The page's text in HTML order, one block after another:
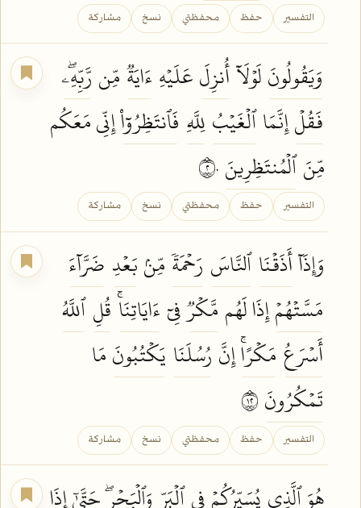
التفسير حفظ محفظتي نسخ مشاركة
وَيَقُولُونَلَوۡلَآأُنزِلَعَلَيۡهِ ءَايَةٞمِّن رَّبِّهِۦۖ
فَقُلۡإِنَّمَاٱلۡغَيۡبُلِلَّهِ فَٱنتَظِرُوٓاْإِنِّي مَعَكُم
مِّنَٱلۡمُنتَظِرِينَ
التفسير حفظ محفظتي نسخ مشاركة
وَإِذَآأَذَقۡنَاٱلنَّاسَ رَحۡمَةٗمِّنۢبَعۡدِ ضَرَّآءَ
مَسَّتۡهُمۡإِذَا لَهُم مَّكۡرٞفِيٓ ءَايَاتِنَاۚقُلِٱللَّهُ
أَسۡرَعُ مَكۡرًاۚإِنَّ رُسُلَنَا يَكۡتُبُونَمَا
تَمۡكُرُونَ
التفسير حفظ محفظتي نسخ مشاركة
هُوَ ٱلَّذِي يُسَيِّرُكُمۡفِيٱلۡبَرِّ وَٱلۡبَحۡرِۖحَتَّىٰٓ إِذَا